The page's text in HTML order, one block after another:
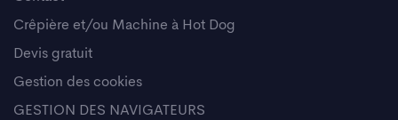
Crêpière et/ou Machine à Hot Dog
Devis gratuit
Gestion des cookies
GESTION DES NAVIGATEURS